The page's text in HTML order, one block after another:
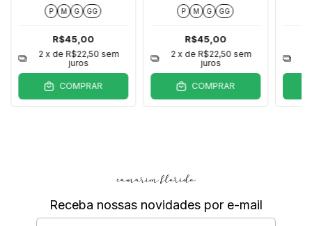
P M G GG
R$45,00
2 x de R$22,50 sem
juros
COMPRAR
P M G GG
R$45,00
2 x de R$22,50 sem
juros
COMPRAR
Receba nossas novidades por e-mail